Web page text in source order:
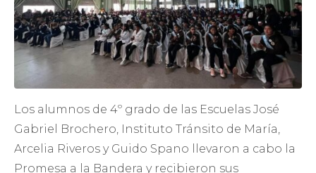
Los alumnos de 4º grado de las Escuelas José
Gabriel Brochero, Instituto Tránsito de María,
Arcelia Riveros y Guido Spano llevaron a cabo la
Promesa a la Bandera y recibieron sus